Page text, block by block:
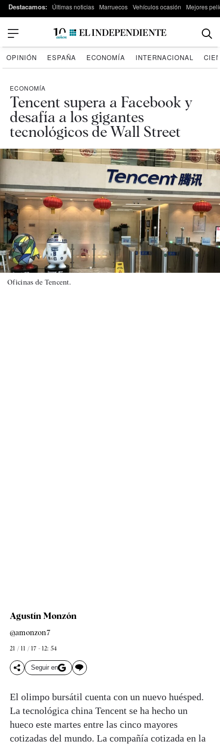
Destacamos: Últimas noticias Marruecos Vehículos ocasión Mejores
OPINIÓN ESPAÑA ECONOMÍA INTERNACIONAL
ECONOMÍA
Tencent supera a Facebook y
desafía a los gigantes
tecnológicos de Wall Street
Oficinas de Tencent.
Agustín Monzón
@amonzon7
21 / 11 / 17 - 12: 54
Seguir en
El olimpo bursátil cuenta con un nuevo huésped.
La tecnológica china Tencent se ha hecho un
hueco este martes entre las cinco mayores
cotizadas del mundo. La compañía cotizada en la